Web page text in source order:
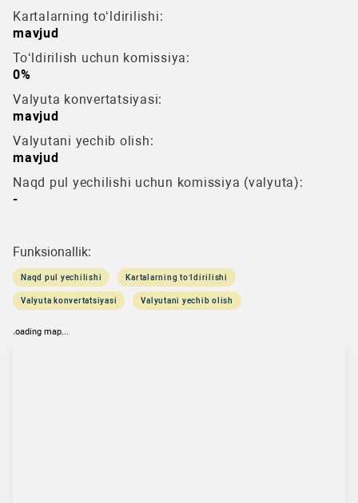
Kartalarning to‘ldirilishi:
mavjud
To‘ldirilish uchun komissiya:
0%
Valyuta konvertatsiyasi:
mavjud
Valyutani yechib olish:
mavjud
Naqd pul yechilishi uchun komissiya (valyuta):
-
Funksionallik:
Naqd pul yechilishi Kartalarning to‘ldirilishi
Valyuta konvertatsiyasi Valyutani yechib olish
loading map...